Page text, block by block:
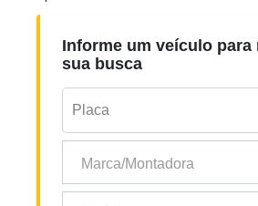
Informe um veículo para
sua busca
Marca/Montadora